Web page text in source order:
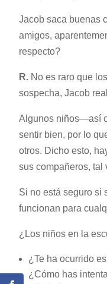
Jacob saca buenas
amigos,
respecto?
R. No es raro que
sospecha, Jacob
Algunos niños—así
sentir bien, por lo
otros. Dicho esto,
sus compañeros, tal
Si no está seguro si
funcionan para
¿Los niños en la
¿Te ha ocurrido
¿Cómo has